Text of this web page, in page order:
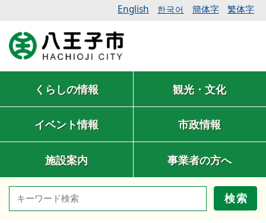
English 한국어 簡体字 繁体字
くらしの情報 観光・文化
イベント情報 市政情報
施設案内 事業者の方へ
検索